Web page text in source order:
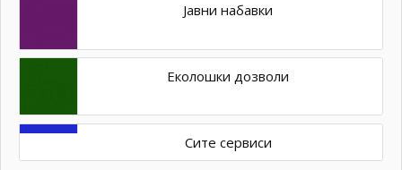
Јавни набавки
Еколошки дозволи
Сите сервиси